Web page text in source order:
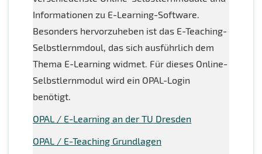
Informationen zu E-Learning-Software.
Besonders hervorzuheben ist das E-Teaching-
Selbstlernmdoul, das sich ausführlich dem
Thema E-Learning widmet. Für dieses Online-
Selbstlernmodul wird ein OPAL-Login
benötigt.
OPAL / E-Learning an der TU Dresden
OPAL / E-Teaching Grundlagen